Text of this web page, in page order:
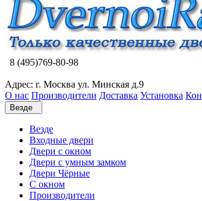
8 (495)769-80-98
Адрес: г. Москва ул. Минская д.9
О нас Производители Доставка Установка
Везде
Везде
Входные двери
Двери с окном
Двери с умным замком
Двери Чёрные
C окном
Производители